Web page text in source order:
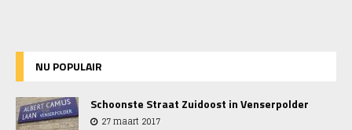
NU POPULAIR
Schoonste Straat Zuidoost in Venserpolder
27 maart 2017